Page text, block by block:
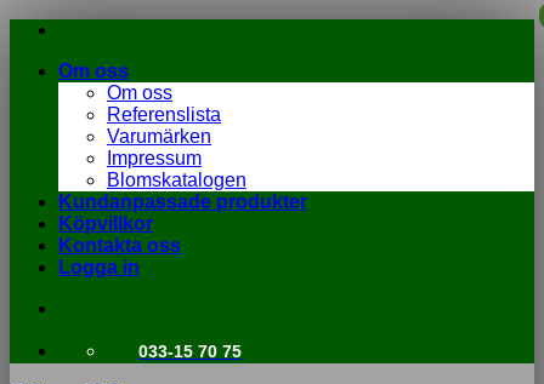
Skip
contentOm oss
Om oss
Referenslista
Varumärken
Impressum
Blomskatalogen
Kundanpassade produkter
Köpvillkor
Kontakta oss
Logga in
033-15 70 75